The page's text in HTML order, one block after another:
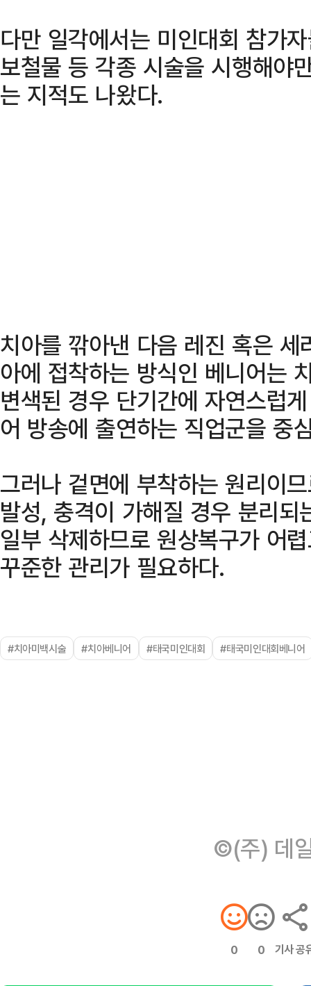
다만 일각에서는 미인대회 참가
보철물 등 각종 시술을 시행해야
는 지적도 나왔다.
치아를 깎아낸 다음 레진 혹은
아에 접착하는 방식인 베니어는
변색된 경우 단기간에 자연스럽
어 방송에 출연하는 직업군을 중
그러나 겉면에 부착하는 원리이
발성, 충격이 가해질 경우 분리
일부 삭제하므로 원상복구가 어
꾸준한 관리가 필요하다.
#치아미백시술 #치아베니어 #태국미인대회 #태국미인대회베니어
©(주) 데
0 0 기사 공